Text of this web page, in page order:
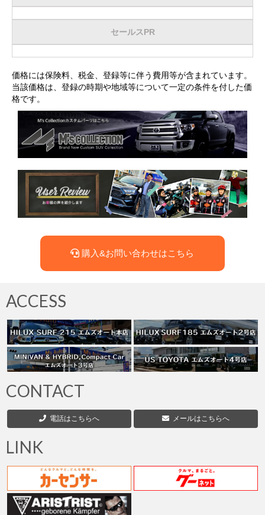
セールスPR
価格には保険料、税金、登録等に伴う費用等が含まれています。
当該価格は、登録の時期や地域等について一定の条件を付した価
格です。
購入&お問い合わせはこちら
ACCESS
CONTACT
電話はこちらへ メールはこちらへ
LINK